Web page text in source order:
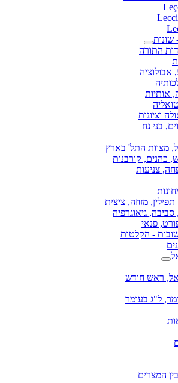
שונות
התורה
אבולוציה
אותיות
וציונות
בני נח
מצוות התל' בארץ
כהנים, קורבנות
צניעות
מזוזה, ציצית
גיאוגרפיה
פנאי
- הקלטות
ראש חודש
ל"ג בעומר
המצרים